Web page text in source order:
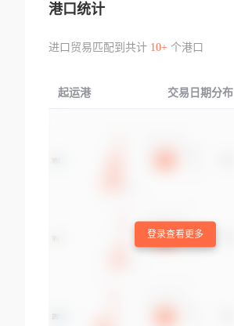
港口统计
进口贸易匹配到共计 10+个港口
起运港 交易日期分布
登录查看更多